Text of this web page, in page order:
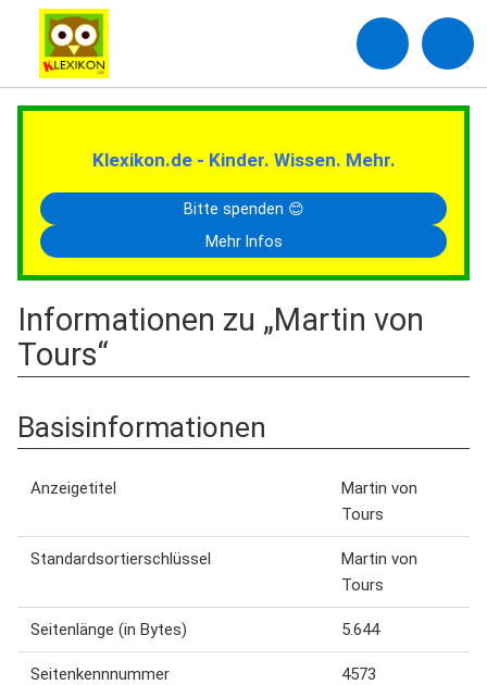
Klexikon.de - Kinder. Wissen. Mehr.
Bitte spenden 😊
Mehr Infos
Informationen zu „Martin von
Tours“
Basisinformationen
Anzeigetitel
Martin von
Tours
Standardsortierschlüssel
Martin von
Tours
Seitenlänge (in Bytes) 5.644
Seitenkennnummer 4573